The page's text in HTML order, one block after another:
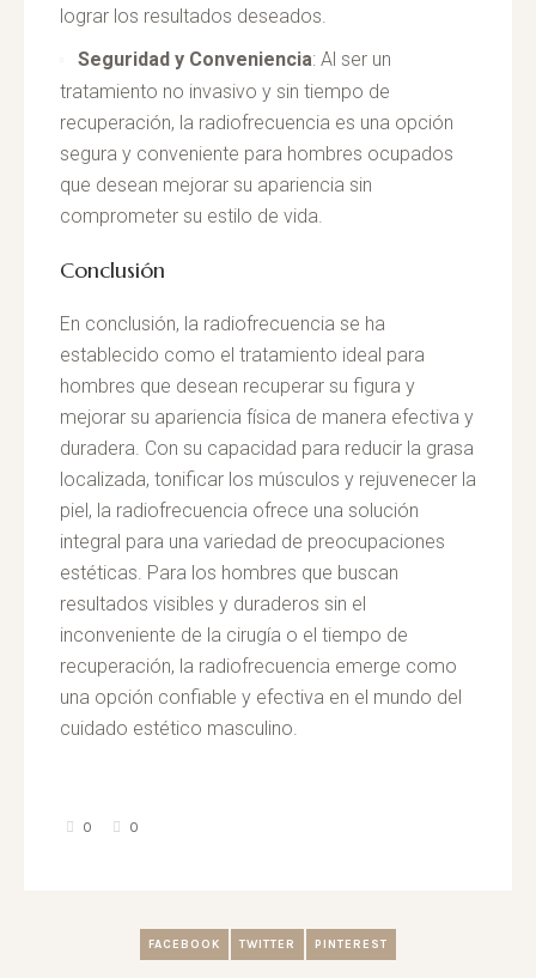
lograr los resultados deseados.
Seguridad y Conveniencia: Al ser un
tratamiento no invasivo y sin tiempo de
recuperación, la radiofrecuencia es una opción
segura y conveniente para hombres ocupados
que desean mejorar su apariencia sin
comprometer su estilo de vida.
Conclusión
En conclusión, la radiofrecuencia se ha
establecido como el tratamiento ideal para
hombres que desean recuperar su figura y
mejorar su apariencia física de manera efectiva y
duradera. Con su capacidad para reducir la grasa
localizada, tonificar los músculos y rejuvenecer la
piel, la radiofrecuencia ofrece una solución
integral para una variedad de preocupaciones
estéticas. Para los hombres que buscan
resultados visibles y duraderos sin el
inconveniente de la cirugía o el tiempo de
recuperación, la radiofrecuencia emerge como
una opción confiable y efectiva en el mundo del
cuidado estético masculino.
0 0
FACEBOOK TWITTER PINTEREST